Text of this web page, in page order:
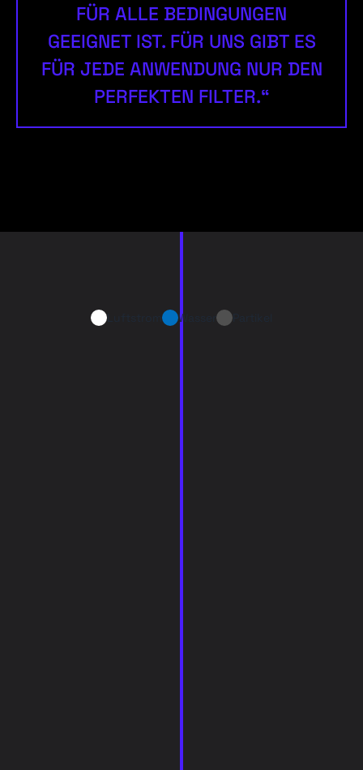
FÜR ALLE BEDINGUNGEN
GEEIGNET IST. FÜR UNS GIBT ES
FÜR JEDE ANWENDUNG NUR DEN
PERFEKTEN FILTER.“
Wasser